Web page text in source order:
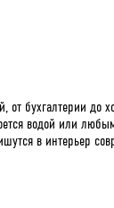
бухгалтерии до
водой или
в интерьер